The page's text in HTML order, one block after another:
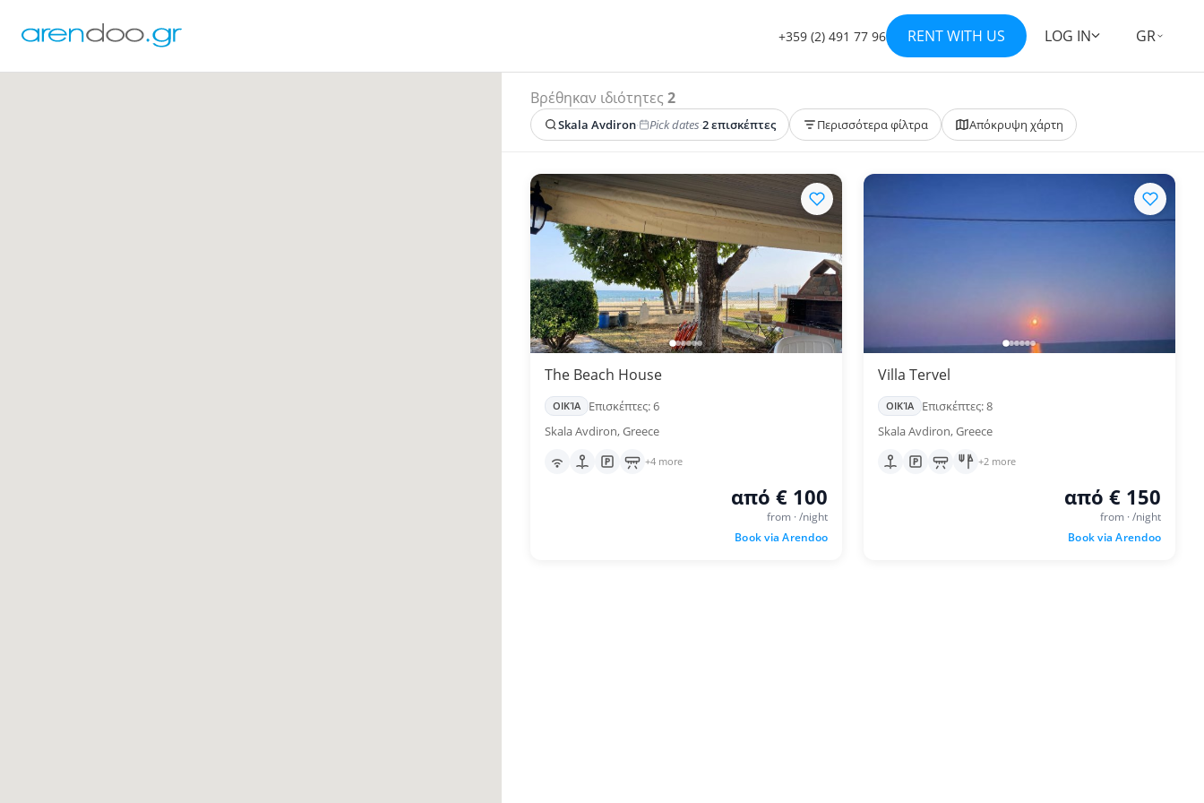
+359 (2) 491 77 96 RENT WITH US LOG IN GR
Βρέθηκαν ιδιότητες 2
Skala Avdiron· Pick dates·2 επισκέπτες Περισσότερα φίλτρα Απόκρυψη χάρτη
The Beach House
ΟΙΚΊΑ
Επισκέπτες: 6
Skala Avdiron, Greece
+4 more
από € 100
from · /night
Book via Arendoo
Villa Tervel
ΟΙΚΊΑ
Επισκέπτες: 8
Skala Avdiron, Greece
+2 more
από € 150
from · /night
Book via Arendoo